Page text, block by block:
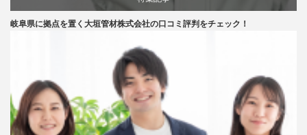
岐阜県に拠点を置く大垣管材株式会社の口コミ評判をチェック！